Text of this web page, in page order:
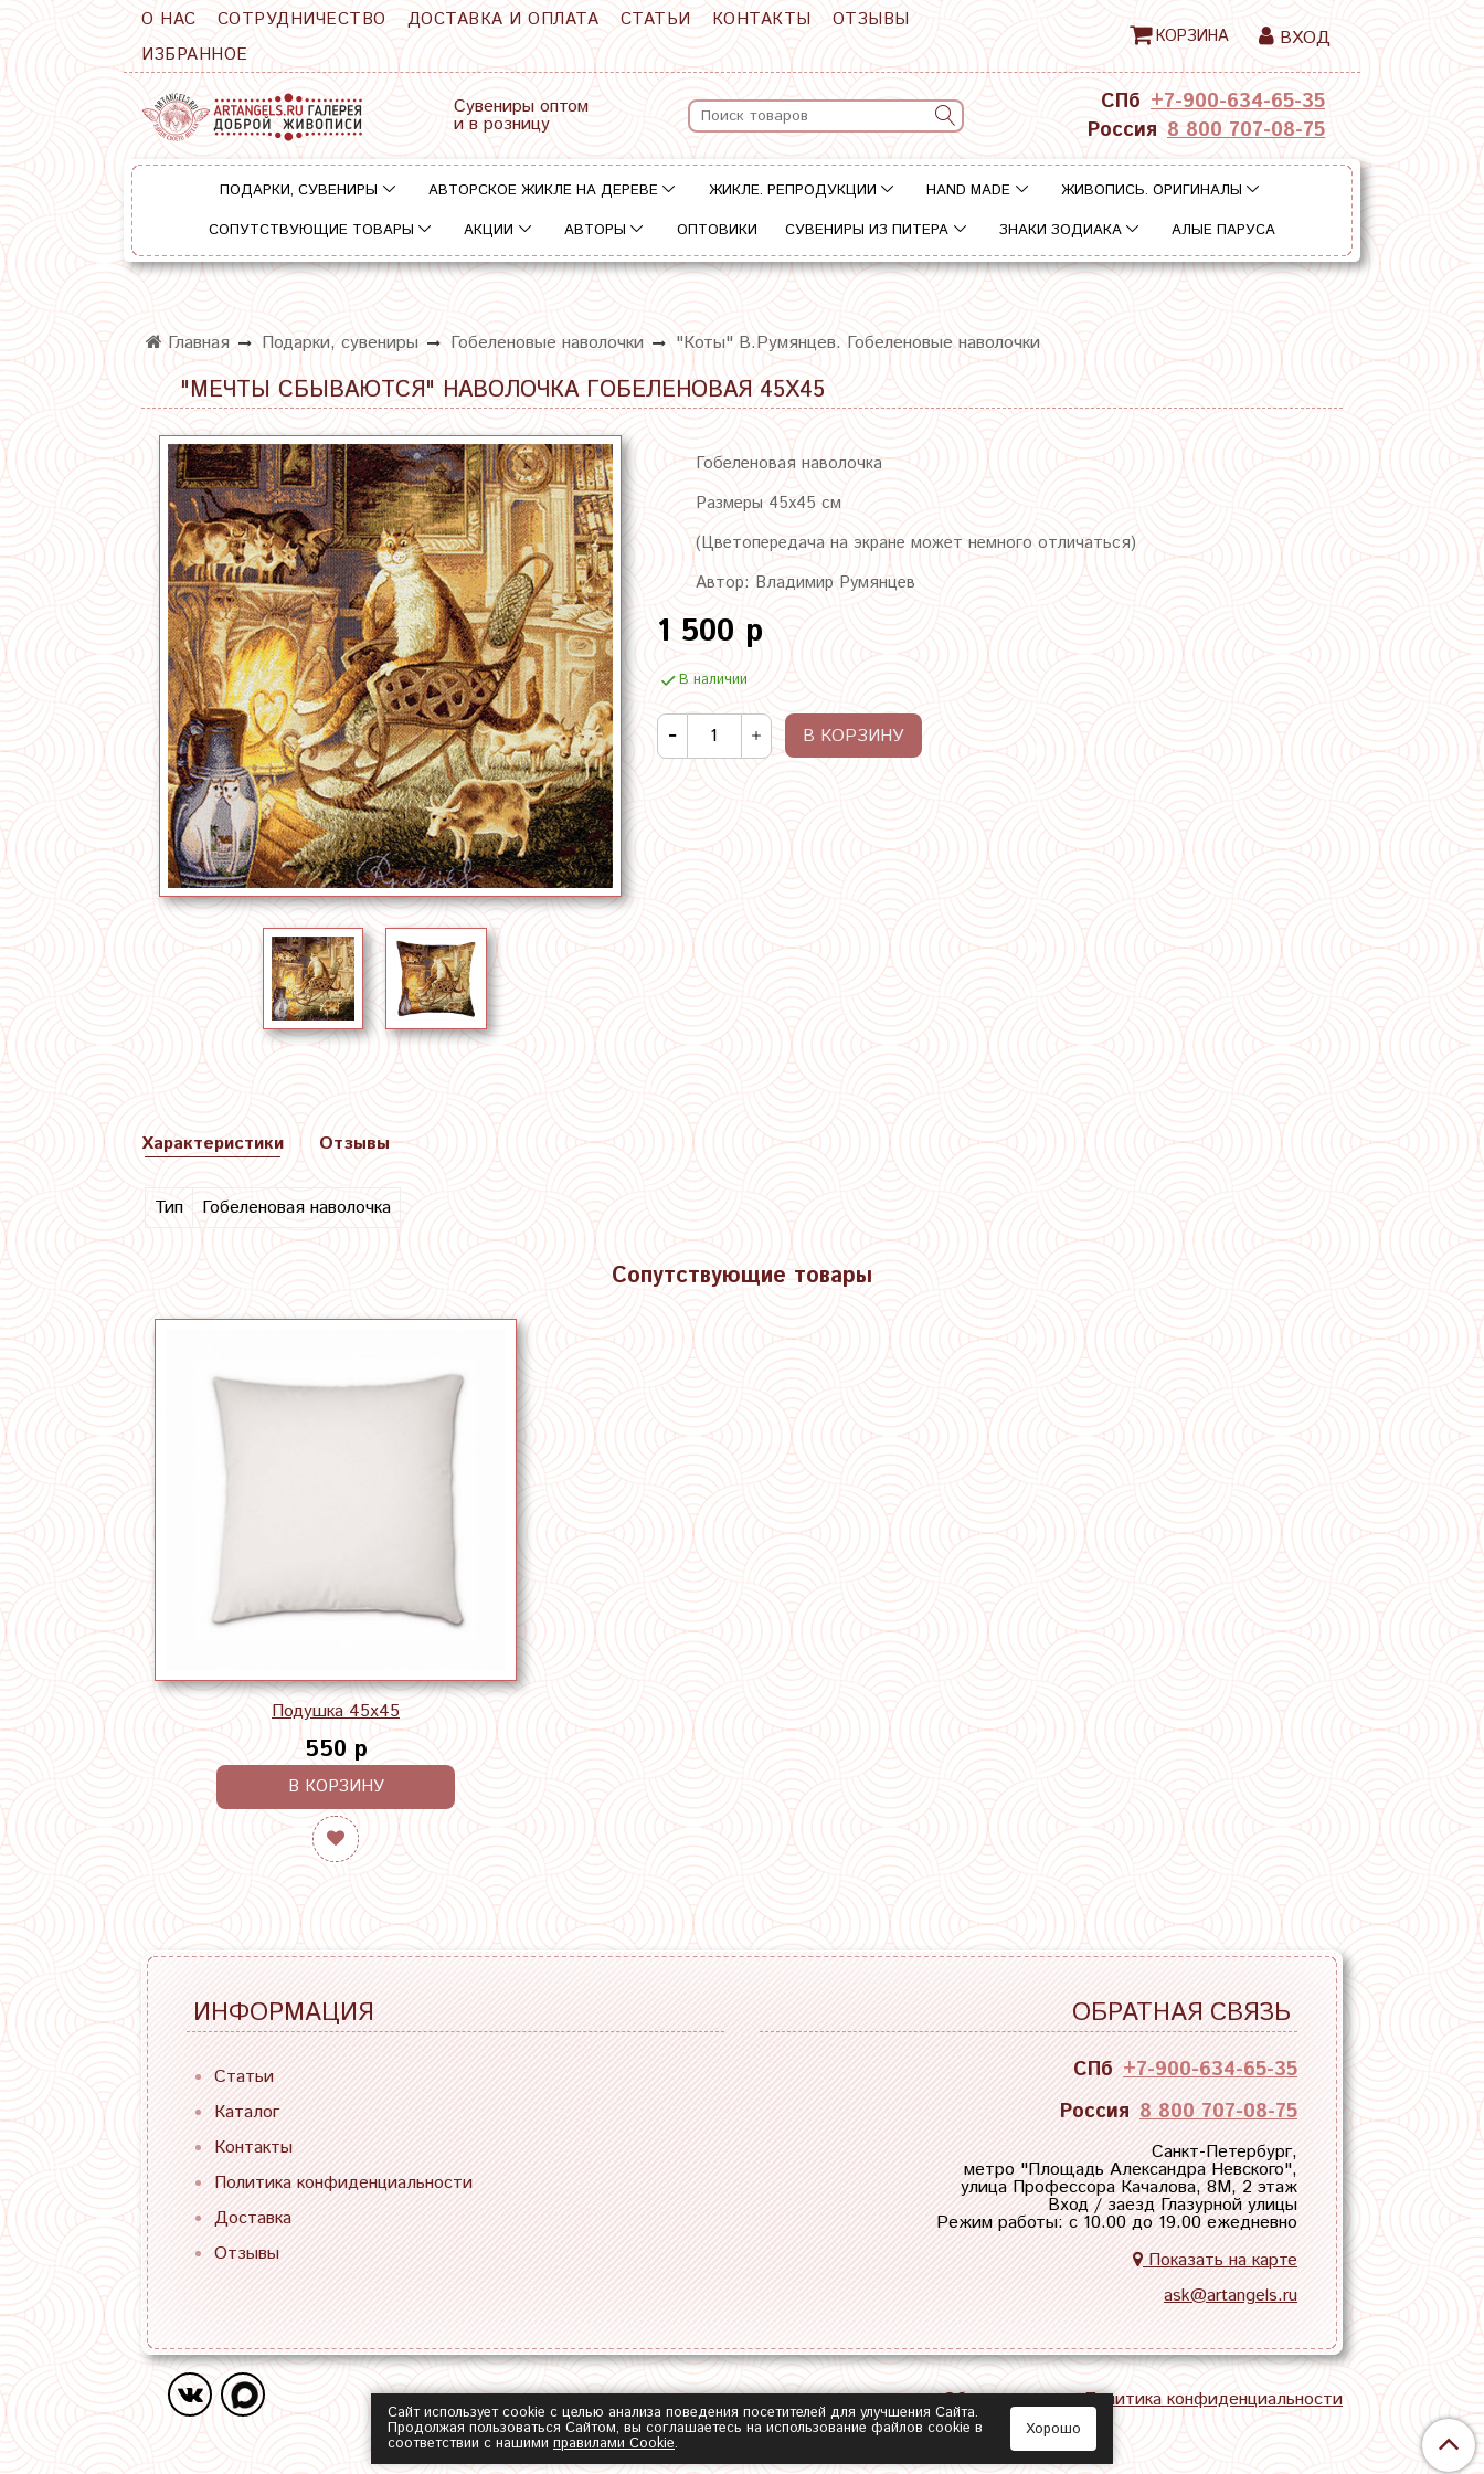
О НАС СОТРУДНИЧЕСТВО ДОСТАВКА И ОПЛАТА СТАТЬИ КОНТАКТЫ
ОТЗЫВЫ
ИЗБРАННОЕ
КОРЗИНА ВХОД
Сувениры оптом
и в розницу
СПб +7-900-634-65-35
Россия 8 800 707-08-75
ПОДАРКИ, СУВЕНИРЫ АВТОРСКОЕ ЖИКЛЕ НА ДЕРЕВЕ ЖИКЛЕ. РЕПРОДУКЦИИ HAND MADE
ЖИВОПИСЬ. ОРИГИНАЛЫ
СОПУТСТВУЮЩИЕ ТОВАРЫ
АКЦИИ АВТОРЫ ОПТОВИКИ СУВЕНИРЫ ИЗ ПИТЕРА ЗНАКИ ЗОДИАКА АЛЫЕ ПАРУСА
Главная Подарки, сувениры Гобеленовые наволочки "Коты" В.Румянцев. Гобеленовые наволочки
"МЕЧТЫ СБЫВАЮТСЯ" НАВОЛОЧКА ГОБЕЛЕНОВАЯ 45Х45
Гобеленовая наволочка
Размеры 45х45 см
(Цветопередача на экране может немного отличаться)
Автор: Владимир Румянцев
1 500 р
В наличии
В КОРЗИНУ
Характеристики
Тип Гобеленовая наволочка
Отзывы
Сопутствующие товары
Подушка 45х45
550 р
В КОРЗИНУ
ИНФОРМАЦИЯ
Статьи
Каталог
Контакты
Политика конфиденциальности
Доставка
Отзывы
ОБРАТНАЯ СВЯЗЬ
СПб +7-900-634-65-35
Россия 8 800 707-08-75
Санкт-Петербург,
метро "Площадь Александра Невского",
улица Профессора Качалова, 8М, 2 этаж
Вход / заезд Глазурной улицы
Режим работы: с 10.00 до 19.00 ежедневно
Показать на карте
ask@artangels.ru
Обратная связь Политика конфиденциальности
Сайт использует cookie с целью анализа поведения посетителей для улучшения Сайта.
Продолжая пользоваться Сайтом, вы соглашаетесь на использование файлов cookie в
соответствии с нашими правилами Сookie.
Хорошо